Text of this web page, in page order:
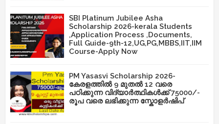
SBI Platinum Jubilee Asha
Scholarship 2026-kerala Students
,Application Process ,Documents,
Full Guide-9th-12,UG,PG,MBBS,IIT,IIM
Course-Apply Now
PM Yasasvi Scholarship 2026-
കേരളത്തിൽ 9 മുതൽ 12 വരെ
പഠിക്കുന്ന വിദ്യാർത്ഥികൾക്ക് 75000/-
രൂപ വരെ ലഭിക്കുന്ന സ്കോളർഷിപ്